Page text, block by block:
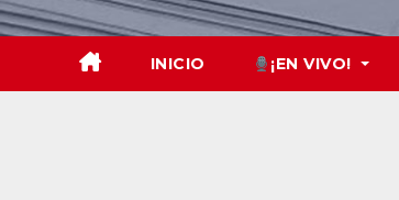
INICIO ¡EN VIVO!